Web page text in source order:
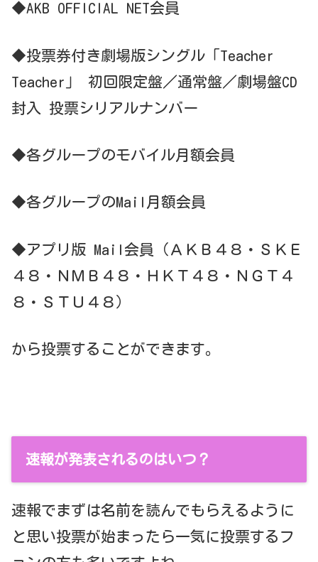
◆AKB OFFICIAL NET会員
◆投票券付き劇場版シングル「Teacher
Teacher」 初回限定盤／通常盤／劇場盤CD
封入 投票シリアルナンバー
◆各グループのモバイル月額会員
◆各グループのMail月額会員
◆アプリ版 Mail会員（ＡＫＢ４８・ＳＫＥ
４８・ＮＭＢ４８・ＨＫＴ４８・ＮＧＴ４
８・ＳＴＵ４８）
から投票することができます。
速報が発表されるのはいつ？
速報でまずは名前を読んでもらえるように
と思い投票が始まったら一気に投票するフ